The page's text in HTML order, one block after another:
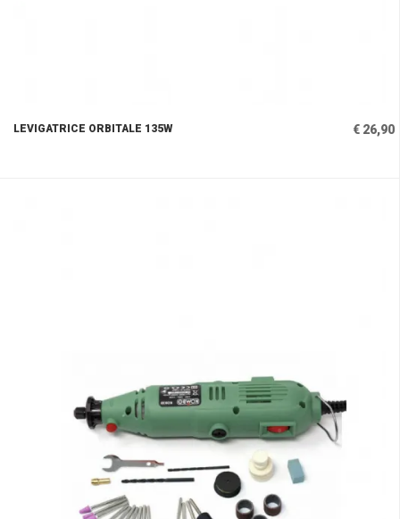
LEVIGATRICE ORBITALE 135W € 26,90